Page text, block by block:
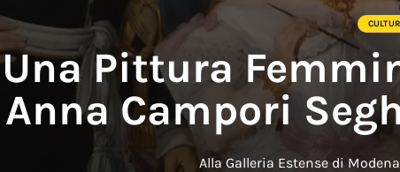
Una Pittura
Anna Campori
Alla Galleria Estense di